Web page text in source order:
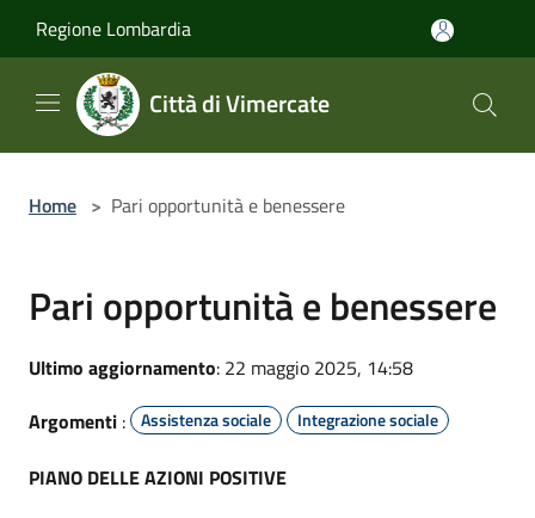
Regione Lombardia
Città di Vimercate
Home > Pari opportunità e benessere
Pari opportunità e benessere
Ultimo aggiornamento: 22 maggio 2025, 14:58
Argomenti : Assistenza sociale Integrazione sociale
PIANO DELLE AZIONI POSITIVE